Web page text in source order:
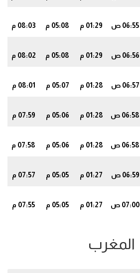
06:55 ص 01:29 م 05:08 م 08:03 م
06:56 ص 01:29 م 05:08 م 08:02 م
06:57 ص 01:28 م 05:07 م 08:01 م
06:58 ص 01:28 م 05:06 م 07:59 م
06:58 ص 01:28 م 05:06 م 07:58 م
06:59 ص 01:27 م 05:05 م 07:57 م
07:00 ص 01:27 م 05:05 م 07:55 م
المغرب